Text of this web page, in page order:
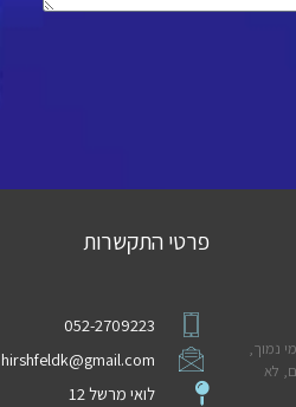
נמוך,
לא
פרטי התקשרות
052-2709223
hirshfeldk@gmail.com
לואי מרשל 12